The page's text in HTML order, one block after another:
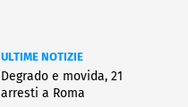
ULTIME NOTIZIE
Degrado e movida, 21
arresti a Roma